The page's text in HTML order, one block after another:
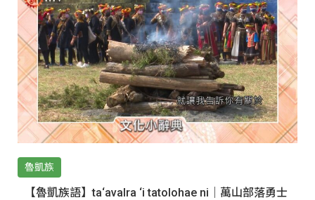
魯凱族
【魯凱族語】ta‘avalra ‘i tatolohae ni｜萬山部落勇士